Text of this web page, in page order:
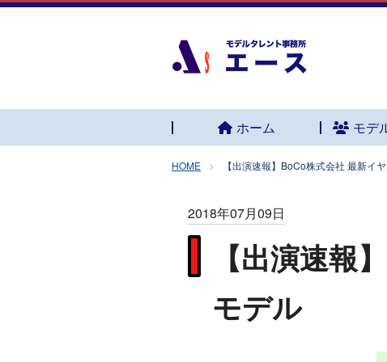
ホーム モデ
HOME 【出演速報】BoCo株式会社 最新イ
2018年07月09日
【出演速報
モデル